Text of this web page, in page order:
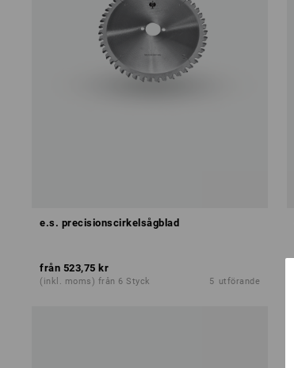
e.s. precisionscirkelsågblad
från 523,75 kr
(inkl. moms) från 6 Styck 5 utförande